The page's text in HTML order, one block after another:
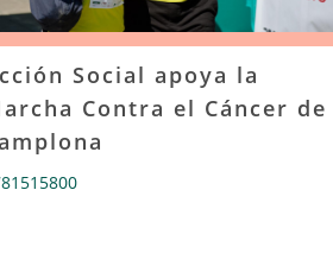
Social apoya la
Contra el Cáncer de